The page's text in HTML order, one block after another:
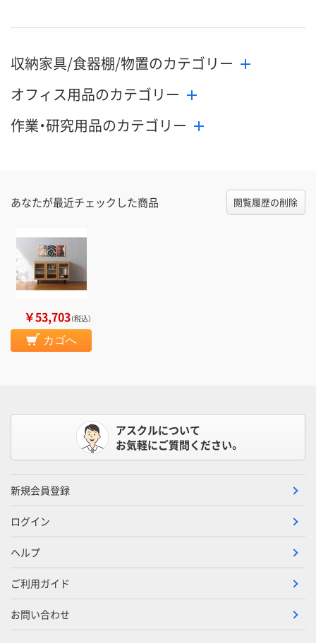
収納家具/食器棚/物置のカテゴリー
オフィス用品のカテゴリー
作業・研究用品のカテゴリー
あなたが最近チェックした商品 閲覧履歴の削除
￥53,703（税込）
カゴへ
アスクルについて
お気軽にご質問ください。
新規会員登録
ログイン
ヘルプ
ご利用ガイド
お問い合わせ